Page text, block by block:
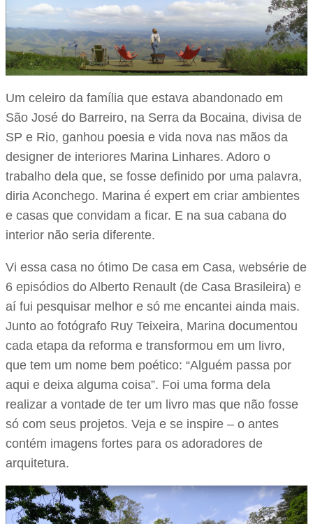
Um celeiro da família que estava abandonado em
São José do Barreiro, na Serra da Bocaina, divisa de
SP e Rio, ganhou poesia e vida nova nas mãos da
designer de interiores Marina Linhares. Adoro o
trabalho dela que, se fosse definido por uma palavra,
diria Aconchego. Marina é expert em criar ambientes
e casas que convidam a ficar. E na sua cabana do
interior não seria diferente.
Vi essa casa no ótimo De casa em Casa, websérie de
6 episódios do Alberto Renault (de Casa Brasileira) e
aí fui pesquisar melhor e só me encantei ainda mais.
Junto ao fotógrafo Ruy Teixeira, Marina documentou
cada etapa da reforma e transformou em um livro,
que tem um nome bem poético: “Alguém passa por
aqui e deixa alguma coisa”. Foi uma forma dela
realizar a vontade de ter um livro mas que não fosse
só com seus projetos. Veja e se inspire – o antes
contém imagens fortes para os adoradores de
arquitetura.